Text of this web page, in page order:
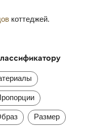
коттеджей.
Размер